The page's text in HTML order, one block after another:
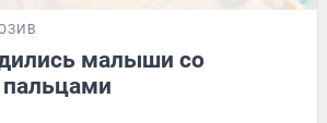
малыши со